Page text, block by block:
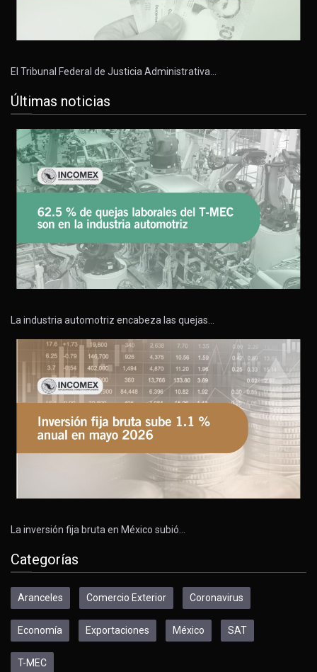
El Tribunal Federal de Justicia Administrativa…
Últimas noticias
La industria automotriz encabeza las quejas…
La inversión fija bruta en México subió…
Categorías
Aranceles Comercio Exterior Coronavirus
Economía Exportaciones México SAT
T-MEC